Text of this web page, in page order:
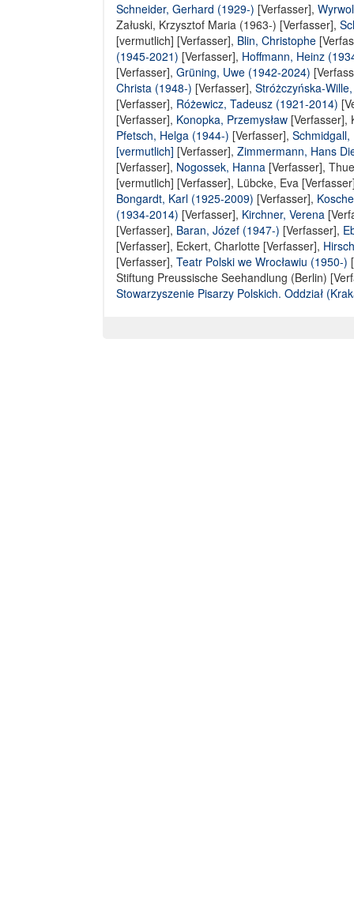
Schneider, Gerhard (1929-) [Verfasser],
Załuski, Krzysztof Maria (1963-) [Verfasser],
[vermutlich] [Verfasser], Blin, Christophe
(1945-2021) [Verfasser], Hoffmann, Heinz
[Verfasser], Grüning, Uwe (1942-2024)
Christa (1948-) [Verfasser], Stróżczyńska-
[Verfasser], Różewicz, Tadeusz (1921-2014)
[Verfasser], Konopka, Przemysław [Verfasser],
Pfetsch, Helga (1944-) [Verfasser],
[vermutlich] [Verfasser], Zimmermann, Hans
[Verfasser], Nogossek, Hanna [Verfasser],
[vermutlich] [Verfasser], Lübcke, Eva
Bongardt, Karl (1925-2009) [Verfasser],
(1934-2014) [Verfasser], Kirchner, Verena
[Verfasser], Baran, Józef (1947-) [Verfasser],
[Verfasser], Eckert, Charlotte [Verfasser],
[Verfasser], Teatr Polski we Wrocławiu (1950-)
Stiftung Preussische Seehandlung (Berlin)
Stowarzyszenie Pisarzy Polskich. Oddział